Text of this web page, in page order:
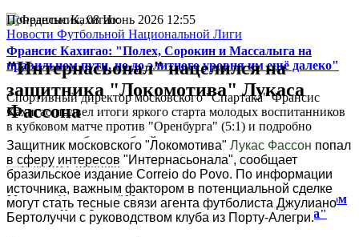
Франсис Кахигао: "Полех, Сорокин и Массалыга на
правильном пути, но до элитного уровня им ещё далеко"
Спортивный директор московского "Спартака" Франсис
Кахигао подвел итоги яркого старта молодых воспитанников
в кубковом матче против "Оренбурга" (5:1) и подробно
рассказал о работе клубной системы...
Максим Симонов: "Мы изначально не угадали с тренером
на сезон. Я не был в восторге от приглашения Адиева"
Понедельник, 08 Июнь 2026 12:55
Новости Футбольной Национальной Лиги
"Интернасьонал" нацелился на
защитника "Локомотива" Лукаса
Фассона
Защитник московского "Локомотива" Лукас Фассон попал
в сферу интересов "Интернасьонала", сообщает
бразильское издание Correio do Povo. По информации
источника, важным фактором в потенциальной сделке
могут стать тесные связи агента футболиста Джулиано
Бертолуччи с руководством клуба из Порту-Алегри.